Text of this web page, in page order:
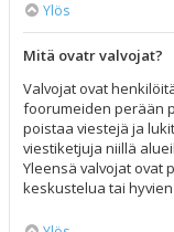
Ylös
Mitä ovatr valvojat?
Valvojat ovat
foorumeiden perään
poistaa viestejä ja
viestiketjuja niillä
Yleensä valvojat ovat
keskustelua tai